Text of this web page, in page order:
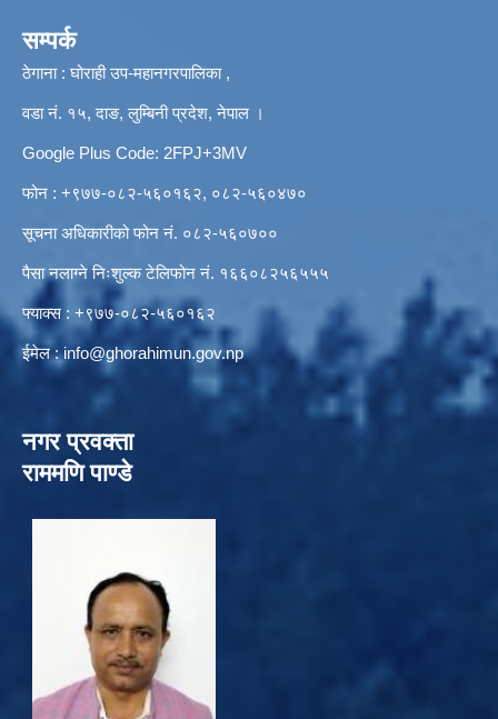
सम्पर्क
ठेगाना : घोराही उप-महानगरपालिका ,
वडा नं. १५, दाङ, लुम्बिनी प्रदेश, नेपाल ।
Google Plus Code: 2FPJ+3MV
फोन : +९७७-०८२-५६०१६२, ०८२-५६०४७०
सूचना अधिकारीको फोन नं. ०८२-५६०७००
पैसा नलाग्ने निःशुल्क टेलिफोन नं. १६६०८२५६५५५
फ्याक्स : +९७७-०८२-५६०१६२
ईमेल :info@ghorahimun.gov.np
नगर प्रवक्ता
राममणि पाण्डे